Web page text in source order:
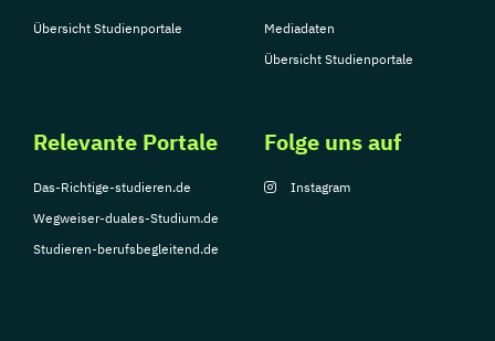
Übersicht Studienportale
Mediadaten
Übersicht Studienportale
Relevante Portale
Das-Richtige-studieren.de
Wegweiser-duales-Studium.de
Studieren-berufsbegleitend.de
Folge uns auf
Instagram